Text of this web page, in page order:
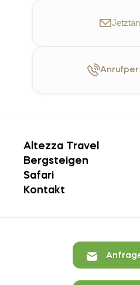
Jetzt
Anrufper
Altezza Travel
Bergsteigen
Safari
Kontakt